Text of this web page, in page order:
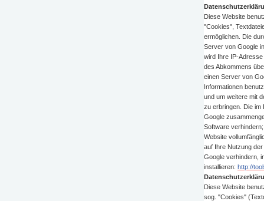
Diese Website
"Cookies",
ermöglichen. Die
Server von Google
wird Ihre IP-
des Abkommens
einen Server von
Informationen
und um weitere mit
zu erbringen. Die im
Google
Software
Website
auf Ihre Nutzung
Google verhindern,
installieren:http://
Diese Website
sog. "Cookies"